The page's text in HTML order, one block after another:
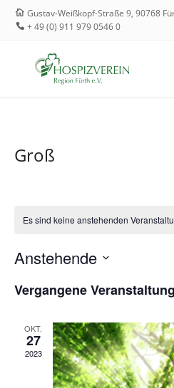
Gustav-Weißkopf-Straße 9, 90768
+ 49 (0) 911 979 0546 0
Groß
Es sind keine anstehenden
Anstehende
wählen.
Vergangene
OKT.
27
2023